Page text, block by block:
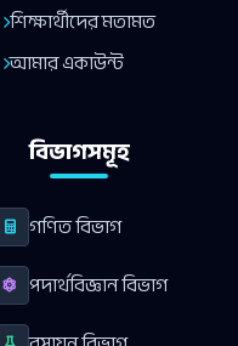
শিক্ষার্থীদের মতামত
আমার একাউন্ট
বিভাগসমূহ
গণিত বিভাগ
পদার্থবিজ্ঞান বিভাগ